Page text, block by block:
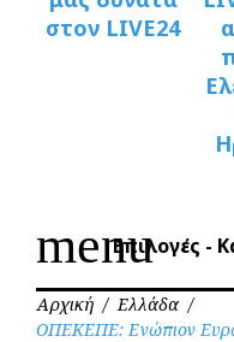
menuΕπιλογές -
Αρχική / Ελλάδα /
ΟΠΕΚΕΠΕ: Ενώπιον